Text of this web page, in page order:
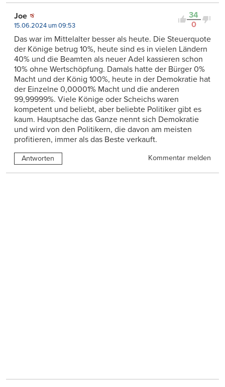
34
0
Joe
15.06.2024 um 09:53
Das war im Mittelalter besser als heute. Die Steuerquote
der Könige betrug 10%, heute sind es in vielen Ländern
40% und die Beamten als neuer Adel kassieren schon
10% ohne Wertschöpfung. Damals hatte der Bürger 0%
Macht und der König 100%, heute in der Demokratie hat
der Einzelne 0,00001% Macht und die anderen
99,99999%. Viele Könige oder Scheichs waren
kompetent und beliebt, aber beliebte Politiker gibt es
kaum. Hauptsache das Ganze nennt sich Demokratie
und wird von den Politikern, die davon am meisten
profitieren, immer als das Beste verkauft.
Antworten Kommentar melden